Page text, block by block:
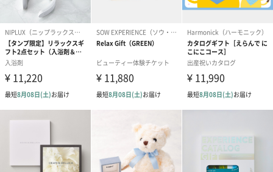
リラックスグッズ
リラックスグッズを同梱してお届けします。